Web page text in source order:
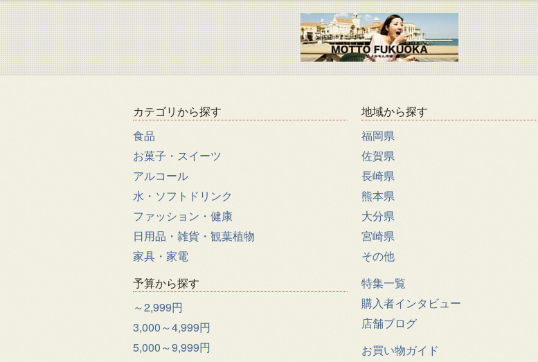
カテゴリから探す
食品
お菓子・スイーツ
アルコール
水・ソフトドリンク
ファッション・健康
日用品・雑貨・観葉植物
家具・家電
予算から探す
～2,999円
3,000～4,999円
5,000～9,999円
地域から探す
福岡県
佐賀県
長崎県
熊本県
大分県
宮崎県
その他
特集一覧
購入者インタビュー
店舗ブログ
お買い物ガイド